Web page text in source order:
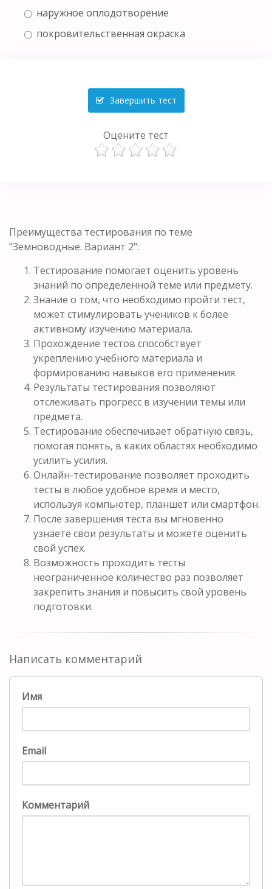
наружное оплодотворение
покровительственная окраска
Завершить тест
Оцените тест
Преимущества тестирования по теме
"Земноводные. Вариант 2":
Тестирование помогает оценить уровень
знаний по определенной теме или предмету.
Знание о том, что необходимо пройти тест,
может стимулировать учеников к более
активному изучению материала.
Прохождение тестов способствует
укреплению учебного материала и
формированию навыков его применения.
Результаты тестирования позволяют
отслеживать прогресс в изучении темы или
предмета.
Тестирование обеспечивает обратную связь,
помогая понять, в каких областях необходимо
усилить усилия.
Онлайн-тестирование позволяет проходить
тесты в любое удобное время и место,
используя компьютер, планшет или смартфон.
После завершения теста вы мгновенно
узнаете свои результаты и можете оценить
свой успех.
Возможность проходить тесты
неограниченное количество раз позволяет
закрепить знания и повысить свой уровень
подготовки.
Написать комментарий
Имя
Email
Комментарий